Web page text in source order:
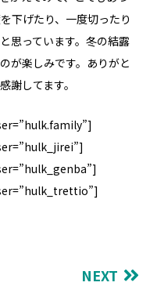
下げたり、一度切ったり
思っています。 冬の結露
が楽しみです。 ありがと
謝してます。
NEXT